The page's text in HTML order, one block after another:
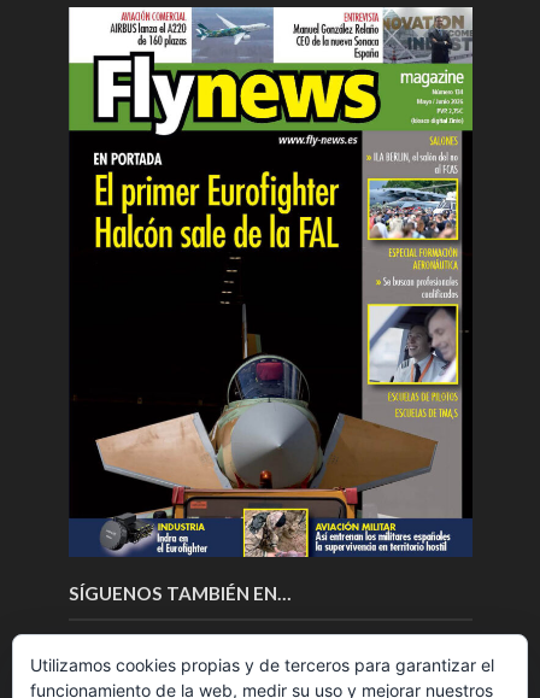
SÍGUENOS TAMBIÉN EN…
Utilizamos cookies propias y de terceros para garantizar el
funcionamiento de la web, medir su uso y mejorar nuestros